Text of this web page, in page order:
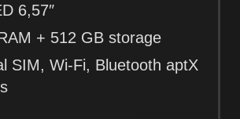
6,57″
+ 512 GB storage
SIM, Wi-Fi, Bluetooth aptX